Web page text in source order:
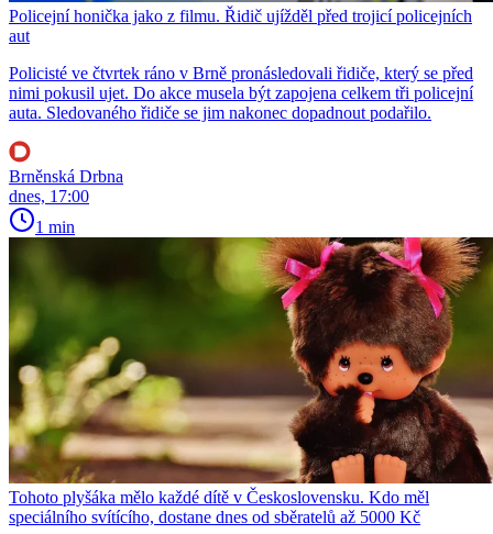
Policejní honička jako z filmu. Řidič ujížděl před trojicí policejních
aut
Policisté ve čtvrtek ráno v Brně pronásledovali řidiče, který se před
nimi pokusil ujet. Do akce musela být zapojena celkem tři policejní
auta. Sledovaného řidiče se jim nakonec dopadnout podařilo.
Brněnská Drbna
dnes, 17:00
1 min
Tohoto plyšáka mělo každé dítě v Československu. Kdo měl
speciálního svítícího, dostane dnes od sběratelů až 5000 Kč